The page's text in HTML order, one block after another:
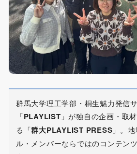
群馬大学理工学部・桐生魅力発信
「PLAYLIST 」が独自の企画・取
る「群大PLAYLIST PRESS 」。
ル・メンバーならではのコンテン